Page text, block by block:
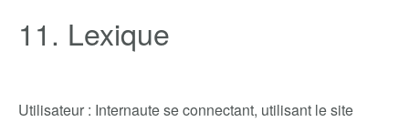
11. Lexique
Utilisateur : Internaute se connectant, utilisant le site